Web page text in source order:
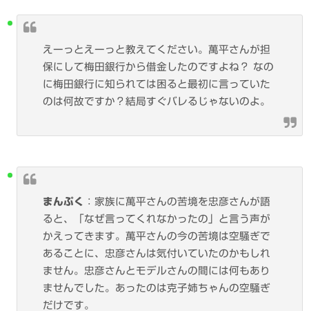
えーっとえーっと教えてください。萬平さんが担
保にして梅田銀行から借金したのですよね？ なの
に梅田銀行に知られては困ると最初に言っていた
のは何故ですか？結局すぐバレるじゃないのよ。
まんぷく
：家族に萬平さんの苦境を忠彦さんが語
ると、「なぜ言ってくれなかったの」と言う声が
かえってきます。萬平さんの今の苦境は空騒ぎで
あることに、忠彦さんは気付いていたのかもしれ
ません。忠彦さんとモデルさんの間には何もあり
ませんでした。あったのは克子姉ちゃんの空騒ぎ
だけです。